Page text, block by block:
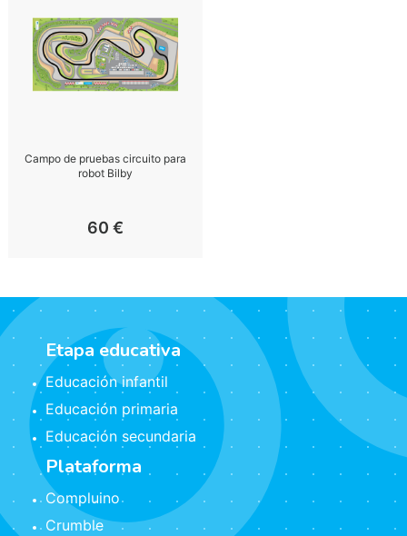
Campo de pruebas circuito para
robot Bilby
60 €
Etapa educativa
Educación infantil
Educación primaria
Educación secundaria
Plataforma
Compluino
Crumble